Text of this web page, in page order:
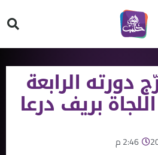
دورته الرابعة
بريف درعا
2:46 م